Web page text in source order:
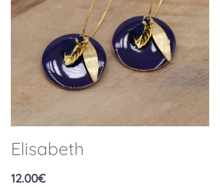
Elisabeth
12.00€